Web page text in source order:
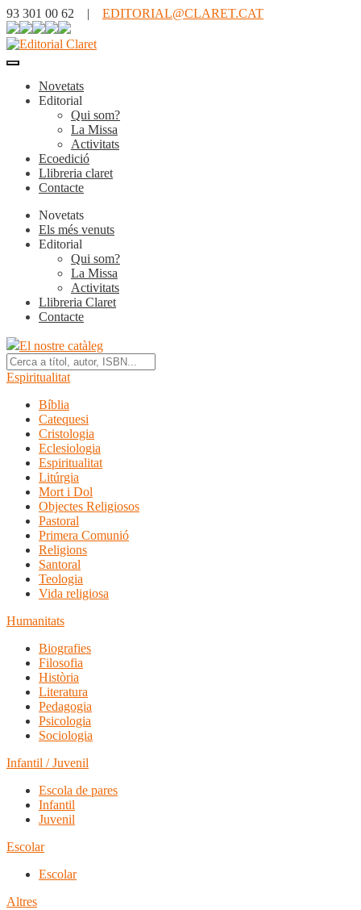
93 301 00 62 | EDITORIAL@CLARET.CAT
Novetats
Editorial
Qui som?
La Missa
Activitats
Ecoedició
Llibreria claret
Contacte
Novetats
Els més venuts
Editorial
Qui som?
La Missa
Activitats
Llibreria Claret
Contacte
El nostre catàleg
Espiritualitat
Bíblia
Catequesi
Cristologia
Eclesiologia
Espiritualitat
Litúrgia
Mort i Dol
Objectes Religiosos
Pastoral
Primera Comunió
Religions
Santoral
Teologia
Vida religiosa
Humanitats
Biografies
Filosofia
Història
Literatura
Pedagogia
Psicologia
Sociologia
Infantil / Juvenil
Escola de pares
Infantil
Juvenil
Escolar
Escolar
Altres